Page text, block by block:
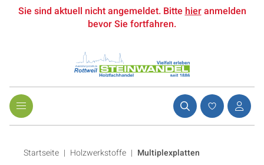
Sie sind aktuell nicht angemeldet. Bittehieranmelden
bevor Sie fortfahren.
Startseite Holzwerkstoffe | Multiplexplatten